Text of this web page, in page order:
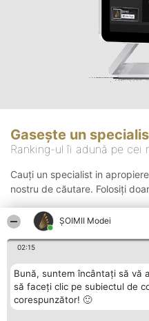
ȘOIMII Modei
02:15
Bună, suntem încântați să vă
să faceți clic pe subiectul de
corespunzător! 🙂
Gasește un
Ranking-ul îi adună pe cei
Cauți un specialist in
nostru de căutare. Folosiți